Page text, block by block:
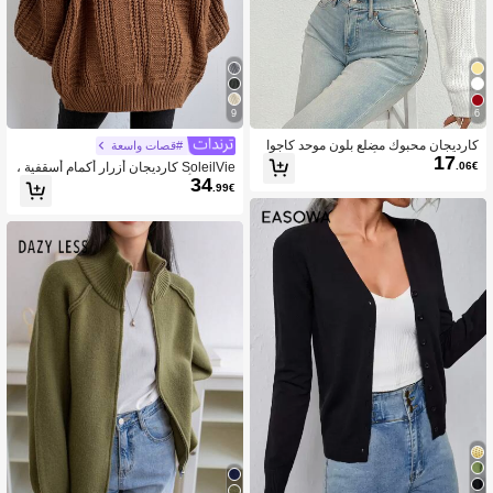
6
كارديجان محبوك مضلع بلون موحد كاجوا
ل للربيع والخريف بأكمام دولمان، بلوزة
طويلة الأكمام باللون الأبيض للخريف
17 .06€
9
#قصات واسعة
SoleilVie كارديجان أزرار أكمام أسقفية ،
بلوزات بأكمام طويلة
34.99€